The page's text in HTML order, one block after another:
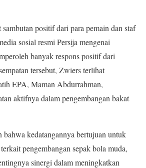
positif dari para pemain dan staf
sosial resmi Persija mengenai
banyak respons positif dari
tersebut, Zwiers terlihat
EPA, Maman Abdurrahman,
aktifnya dalam pengembangan bakat
kedatangannya bertujuan untuk
pengembangan sepak bola muda,
sinergi dalam meningkatkan